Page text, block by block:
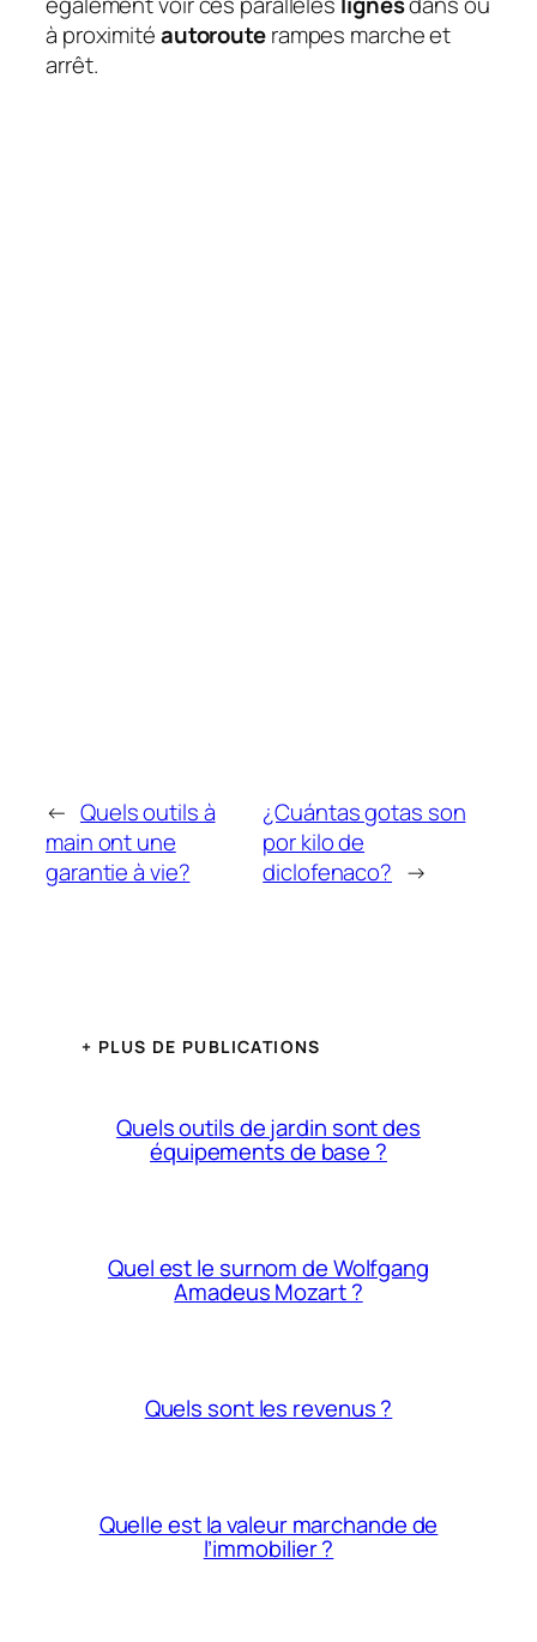
à proximitéautorouterampes marche et
arrêt.
← Quels outils à
main ont une
garantie à vie?
¿Cuántas gotas son
por kilo de
diclofenaco? →
+ PLUS DE PUBLICATIONS
Quels outils de jardin sont des
équipements de base ?
Quel est le surnom de Wolfgang
Amadeus Mozart ?
Quels sont les revenus ?
Quelle est la valeur marchande de
l’immobilier ?